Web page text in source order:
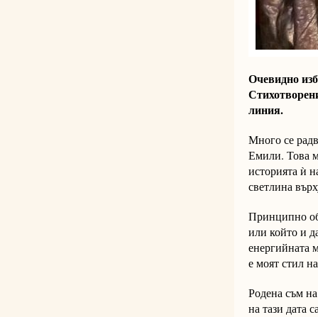
Очевидно
линия.
Много се
Емили. Това
историята ѝ
светлина
Принципно
или който и
енергийната
е моят стил
Родена съм
на тази дата